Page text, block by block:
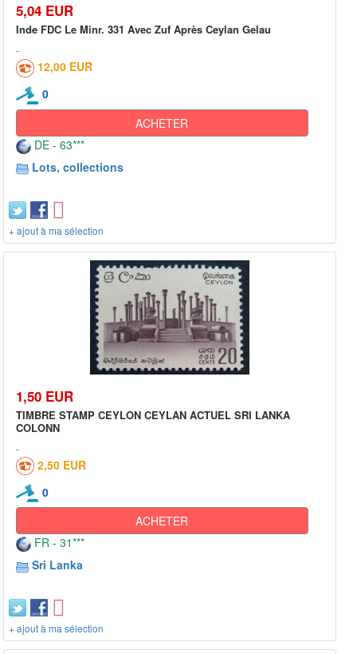
5,04 EUR
Inde FDC Le Minr. 331 Avec Zuf Après Ceylan Gelau
12,00 EUR
0
ACHETER
DE - 63***
Lots, collections
+ ajout à ma sélection
1,50 EUR
TIMBRE STAMP CEYLON CEYLAN ACTUEL SRI LANKA
COLONN
2,50 EUR
0
ACHETER
FR - 31***
Sri Lanka
+ ajout à ma sélection